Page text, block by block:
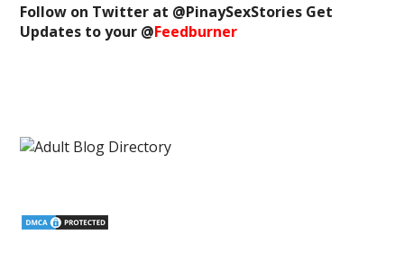
Follow on Twitter at @PinaySexStories Get
Updates to your @Feedburner